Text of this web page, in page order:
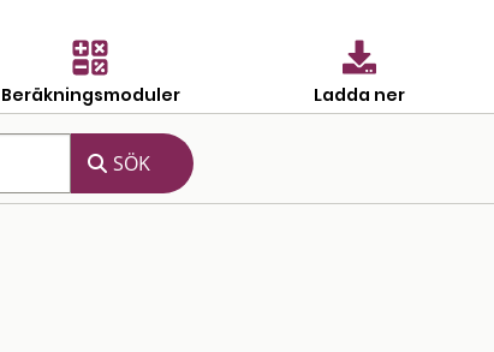
Beräkningsmoduler Ladda ner